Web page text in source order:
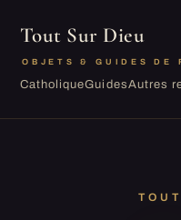
Tout Sur Dieu
OBJETS & GUIDES DE
CatholiqueGuidesAutres